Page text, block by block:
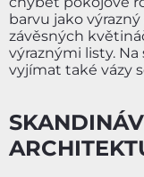
barvu jako
závěsných
výraznými listy.
vyjímat také vázy